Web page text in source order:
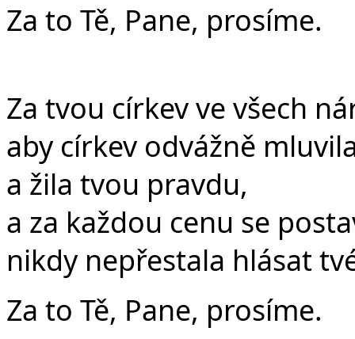
Za to Tě, Pane, prosíme.
Za tvou církev ve všech
aby církev odvážně
a žila tvou pravdu,
a za každou cenu se
nikdy nepřestala hlásat
Za to Tě, Pane, prosíme.